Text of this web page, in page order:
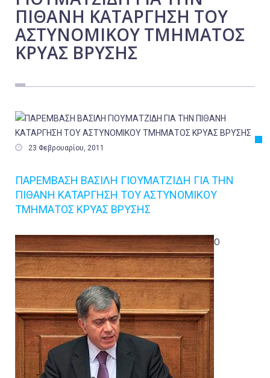
ΠΙΘΑΝΗ ΚΑΤΑΡΓΗΣΗ ΤΟΥ
ΑΣΤΥΝΟΜΙΚΟΥ ΤΜΗΜΑΤΟΣ
ΚΡΥΑΣ ΒΡΥΣΗΣ
 23 Φεβρουαρίου, 2011
ΠΑΡΕΜΒΑΣΗ ΒΑΣΙΛΗ ΓΙΟΥΜΑΤΖΙΔΗ ΓΙΑ ΤΗΝ
ΠΙΘΑΝΗ ΚΑΤΑΡΓΗΣΗ ΤΟΥ ΑΣΤΥΝΟΜΙΚΟΥ
ΤΜΗΜΑΤΟΣ ΚΡΥΑΣ ΒΡΥΣΗΣ
Ο
Εργασία
Ελλάδα
Κόσμος
Οικονομία
Πολιτική
Αστυνομικό Δελτίο